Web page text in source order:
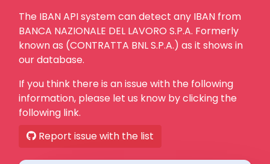
The IBAN API system can detect any IBAN from
BANCA NAZIONALE DEL LAVORO S.P.A. Formerly
known as (CONTRATTA BNL S.P.A.) as it shows in
our database.
If you think there is an issue with the following
information, please let us know by clicking the
following link.
Report issue with the list